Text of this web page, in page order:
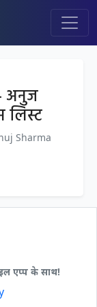
अनुज
लिस्ट
Sharma
एप्प के साथ!